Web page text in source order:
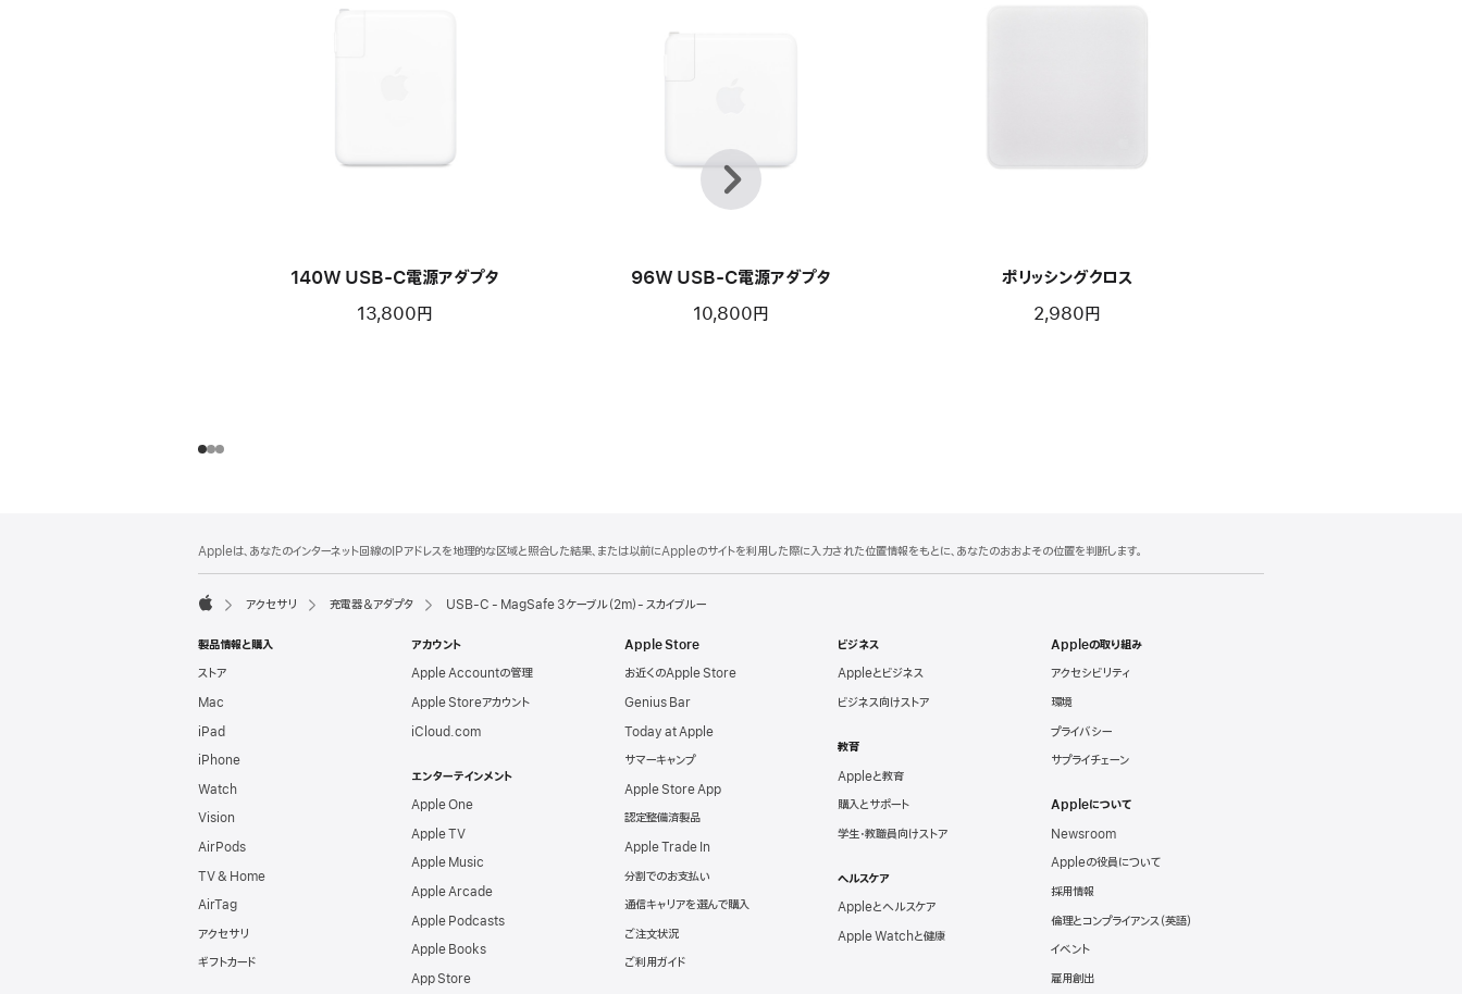
140W USB-C電源アダプタ
13,800円
96W USB-C電源アダプタ
10,800円
ポリッシングクロス
2,980円
前
へ
次
ッ
タ
ー
注
Appleは、あなたのインターネット回線のIPアドレスを地理的な区域と照合した結果、または以前にAppleのサイトを利用した際に入力された位置情報をもとに、あなたのおおよその位置を判断します。
アクセサリ 充電器＆アダプタ USB-C - MagSafe 3ケーブル（2m）- スカイブルー
製品情報と購入
ストア
Mac
iPad
iPhone
Watch
Vision
AirPods
TV & Home
AirTag
アクセサリ
ギフトカード
アカウント
Apple Accountの管理
Apple Storeアカウント
iCloud.com
エンターテインメント
Apple One
Apple TV
Apple Music
Apple Arcade
Apple Podcasts
Apple Books
App Store
Apple Store
お近くのApple Store
Genius Bar
Today at Apple
サマーキャンプ
Apple Store App
認定整備済製品
Apple Trade In
分割でのお支払い
通信キャリアを選んで購入
ご注文状況
ご利用ガイド
ビジネス
Appleとビジネス
ビジネス向けストア
教育
Appleと教育
購入とサポート
学生・教職員向けストア
ヘルスケア
Appleとヘルスケア
Apple Watchと健康
Appleの取り組み
アクセシビリティ
環境
プライバシー
サプライチェーン
Appleについて
Newsroom
Appleの役員について
採用情報
倫理とコンプライアンス（英語）
イベント
雇用創出